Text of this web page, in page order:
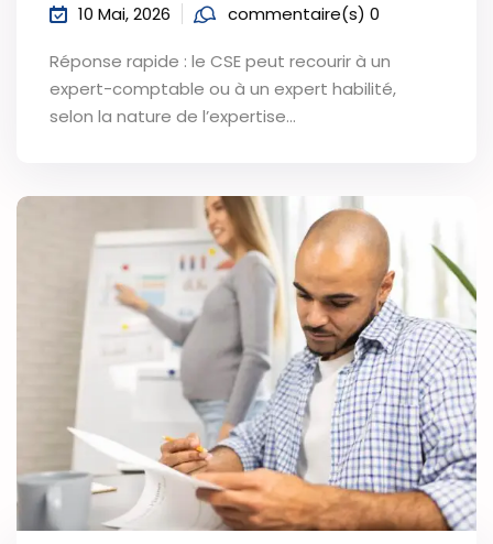
10 Mai, 2026 commentaire(s) 0
Réponse rapide : le CSE peut recourir à un
expert-comptable ou à un expert habilité,
selon la nature de l’expertise…